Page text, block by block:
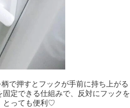
で押すとフックが手前に持ち上がる
定できる仕組みで、反対にフックを
とっても便利♡